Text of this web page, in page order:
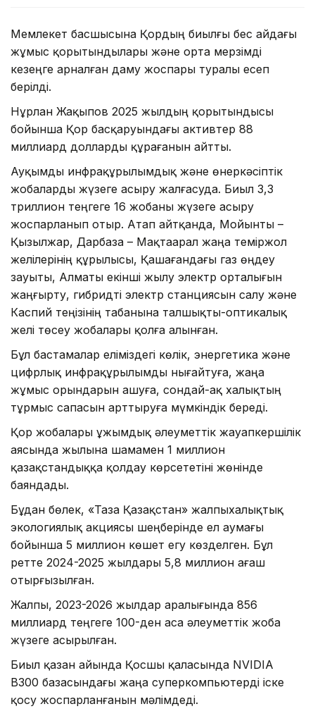
Мемлекет басшысына Қордың биылғы бес айдағы
жұмыс қорытындылары және орта мерзімді
кезеңге арналған даму жоспары туралы есеп
берілді.
Нұрлан Жақыпов 2025 жылдың қорытындысы
бойынша Қор басқаруындағы активтер 88
миллиард долларды құрағанын айтты.
Ауқымды инфрақұрылымдық және өнеркәсіптік
жобаларды жүзеге асыру жалғасуда. Биыл 3,3
триллион теңгеге 16 жобаны жүзеге асыру
жоспарланып отыр. Атап айтқанда, Мойынты –
Қызылжар, Дарбаза – Мақтаарал жаңа теміржол
желілерінің құрылысы, Қашағандағы газ өңдеу
зауыты, Алматы екінші жылу электр орталығын
жаңғырту, гибридті электр станциясын салу және
Каспий теңізінің табанына талшықты-оптикалық
желі төсеу жобалары қолға алынған.
Бұл бастамалар еліміздегі көлік, энергетика және
цифрлық инфрақұрылымды нығайтуға, жаңа
жұмыс орындарын ашуға, сондай-ақ халықтың
тұрмыс сапасын арттыруға мүмкіндік береді.
Қор жобалары ұжымдық әлеуметтік жауапкершілік
аясында жылына шамамен 1 миллион
қазақстандыққа қолдау көрсететіні жөнінде
баяндады.
Бұдан бөлек, «Таза Қазақстан» жалпыхалықтық
экологиялық акциясы шеңберінде ел аумағы
бойынша 5 миллион көшет егу көзделген. Бұл
ретте 2024-2025 жылдары 5,8 миллион ағаш
отырғызылған.
Жалпы, 2023-2026 жылдар аралығында 856
миллиард теңгеге 100-ден аса әлеуметтік жоба
жүзеге асырылған.
Биыл қазан айында Қосшы қаласында NVIDIA
B300 базасындағы жаңа суперкомпьютерді іске
қосу жоспарланғанын мәлімдеді.